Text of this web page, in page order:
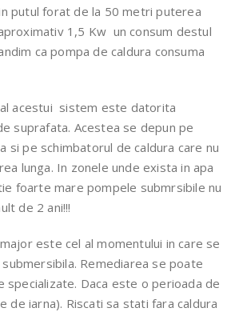
putul forat de la 50 metri puterea
1,5 Kw un consum destul
ca pompa de caldura consuma
acestui sistem este datorita
suprafata. Acestea se depun pe
si pe schimbatorul de caldura care nu
lunga. In zonele unde exista in apa
foarte mare pompele submrsibile nu
de 2 ani!!!
este cel al momentului in care se
Remediarea se poate
specializate. Daca este o perioada de
de iarna). Riscati sa stati fara caldura